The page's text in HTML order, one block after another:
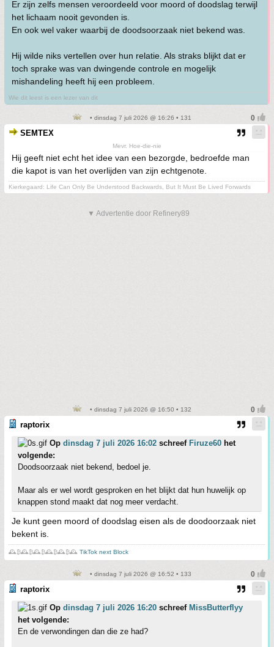
Er zijn zelfs mensen veroordeeld voor moord of doodslag terwijl
het lichaam nooit gevonden is.
En ook wel vaker waarbij de doodsoorzaak niet bekend was.
Hij wilde niks vertellen over hun relatie. Als straks blijkt dat er
toch sprake was van dwingende controle en mogelijk
mishandeling heeft hij een probleem.
Wie dit leest is een lezer van dit
• dinsdag 7 juli 2026 @ 16:26 • 131
SEMTEX
Mevr. Hoe-die-nie
Hij geeft niet echt het idee van een bezorgde, bedroefde man
die kapot is van het overlijden van zijn echtgenote.
Kierkegaard: Life Can Only Be Understood Backwards, But It Must Be Lived Forwards
▼ Advertentie door Refinery89
• dinsdag 7 juli 2026 @ 16:50 • 132
raptorix
Op dinsdag 7 juli 2026 16:02 schreef Firuze60 het
volgende:
Doodsoorzaak niet bekend, bedoel je.
Maar als er wel wordt gesproken en het blijkt dat hun huwelijk op
knappen stond maakt dat nog meer verdacht.
Je kunt geen moord of doodslag eisen als de doodoorzaak niet
bekent is.
🕰️₿🕰️₿🕰️₿🕰️₿🕰️₿🕰️ TikTok next Block
• dinsdag 7 juli 2026 @ 16:52 • 133
raptorix
Op dinsdag 7 juli 2026 16:20 schreef MissButterflyy
het volgende:
En de verwondingen dan die ze had?